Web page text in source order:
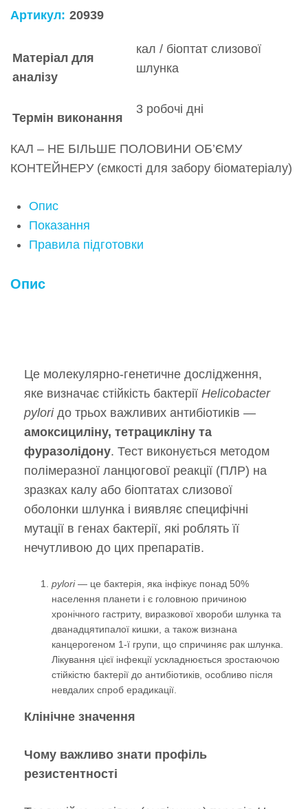
Артикул: 20939
Матеріал для
аналізу
кал / біоптат слизової
шлунка
Термін виконання
3 робочі дні
КАЛ – НЕ БІЛЬШЕ ПОЛОВИНИ ОБ’ЄМУ
КОНТЕЙНЕРУ (ємкості для забору біоматеріалу)
Опис
Показання
Правила підготовки
Опис
Це молекулярно-генетичне дослідження,
яке визначає стійкість бактерії Helicobacter
pyloriдо трьох важливих антибіотиків —
амоксициліну, тетрацикліну та
фуразолідону. Тест виконується методом
полімеразної ланцюгової реакції (ПЛР) на
зразках калу або біоптатах слизової
оболонки шлунка і виявляє специфічні
мутації в генах бактерії, які роблять її
нечутливою до цих препаратів.
pylori— це бактерія, яка інфікує понад 50%
населення планети і є головною причиною
хронічного гастриту, виразкової хвороби шлунка та
дванадцятипалої кишки, а також визнана
канцерогеном 1-ї групи, що спричиняє рак шлунка.
Лікування цієї інфекції ускладнюється зростаючою
стійкістю бактерії до антибіотиків, особливо після
невдалих спроб ерадикації.
Клінічне значення
Чому важливо знати профіль
резистентності